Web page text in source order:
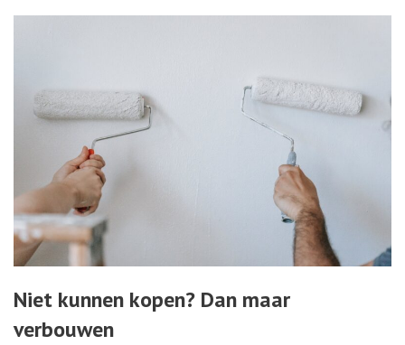
Niet kunnen kopen? Dan maar
verbouwen